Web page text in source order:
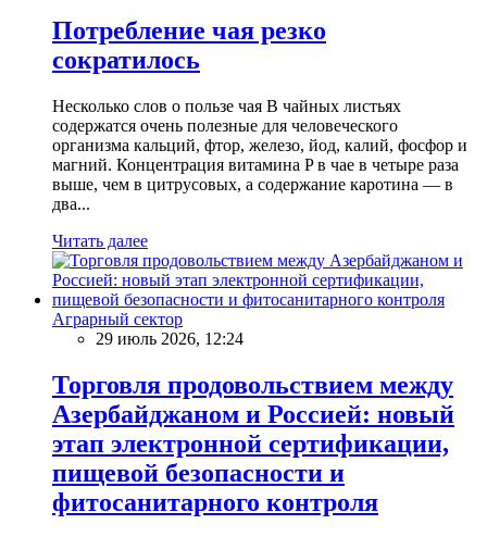
Потребление чая резко
сократилось
Несколько слов о пользе чая В чайных листьях
содержатся очень полезные для человеческого
организма кальций, фтор, железо, йод, калий, фосфор и
магний. Концентрация витамина P в чае в четыре раза
выше, чем в цитрусовых, а содержание каротина — в
два...
Читать далее
Аграрный сектор
29 июль 2026, 12:24
Торговля продовольствием между
Азербайджаном и Россией: новый
этап электронной сертификации,
пищевой безопасности и
фитосанитарного контроля